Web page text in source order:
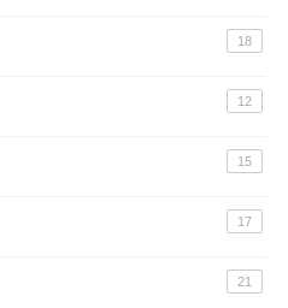
18
12
15
17
21